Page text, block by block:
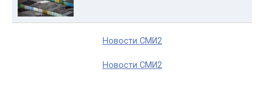
Новости СМИ2
Новости СМИ2